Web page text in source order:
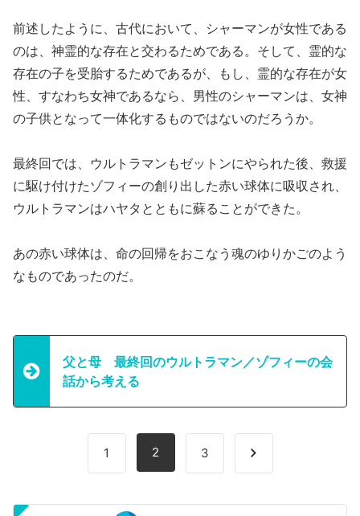
前述したように、古代において、シャーマンが女性である
のは、神霊的な存在と交わるためである。そして、霊的な
存在の子を受胎するためであるが、もし、霊的な存在が女
性、すなわち女神であるなら、男性のシャーマンは、女神
の子供となって一体化するものではないのだろうか。
最終回では、ウルトラマンもゼットンにやられた後、救援
に駆け付けたゾフィーの創り出した赤い球体に吸収され、
ウルトラマンはハヤタとともに蘇ることができた。
あの赤い球体は、命の回帰をおこなう魂のゆりかごのよう
なものであったのだ。
父と母 最終回のウルトラマン／ゾフィーの会
話から考える
1 2 3